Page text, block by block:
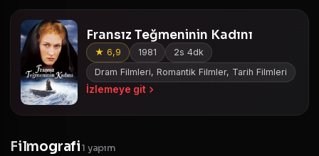
Fransız Teğmeninin Kadını
★ 6,9 1981
2s 4dk
Dram Filmleri, Romantik Filmler, Tarih Filmleri
İzlemeye git
Filmografi1 yapım